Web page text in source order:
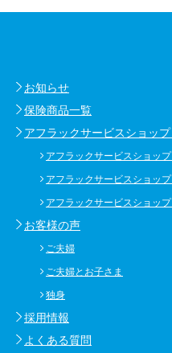
お知らせ
保険商品一覧
アフラックサービスショッ
アフラックサービスショップ
アフラックサービスショッ
アフラックサービスショッ
お客様の声
ご夫婦
ご夫婦とお子さま
独身
採用情報
よくある質問